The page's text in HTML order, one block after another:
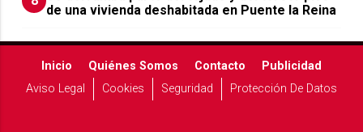
de una vivienda deshabitada en Puente la Reina
Inicio Quiénes Somos Contacto
Publicidad
Aviso Legal
Cookies Seguridad Protección De Datos